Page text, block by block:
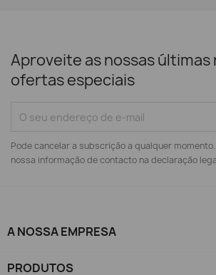
Aproveite as nossas últimas
ofertas especiais
Pode cancelar a subscrição a qualquer
nossa informação de contacto na declaração
A NOSSA EMPRESA
PRODUTOS